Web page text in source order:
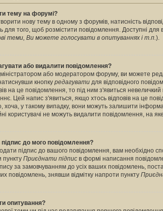
тему на форумі?
нову тему в одному з форумів, натисність
для того, щоб розмістити повідомлення. Доступні для
теми, Ви можете голосувати в опитуваннях і т.п.).
або видалити повідомлення?
або модератором форуму, ви можете
кнопку редагувати для відповідного
на це повідомлення, то під ним з'явиться
Цей напис з'явиться, якщо хтось відповів на це
хоча, у такому випадку, вони можуть залишити
користувачі не можуть видалити повідомлення, на
до мого повідомлення?
підпис до вашого повідомлення, вам необхідно
пункту Приєднати підпис в формі написання
за замовчуванням до усіх ваших повідомлень,
повідомлень, знявши відмітку напроти пункту
опитування?